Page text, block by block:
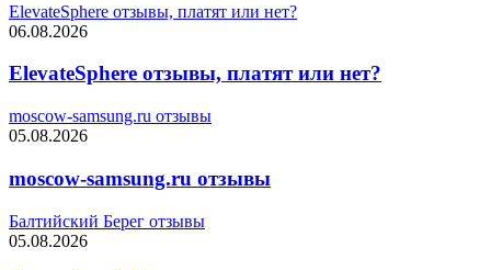
ElevateSphere отзывы, платят или нет?
06.08.2026
ElevateSphere отзывы, платят или нет?
moscow-samsung.ru отзывы
05.08.2026
moscow-samsung.ru отзывы
Балтийский Берег отзывы
05.08.2026